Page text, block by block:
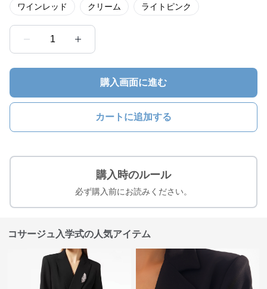
ワインレッド クリーム ライトピンク
1
購入画面に進む
カートに追加する
購入時のルール
必ず購入前にお読みください。
コサージュ入学式の人気アイテム